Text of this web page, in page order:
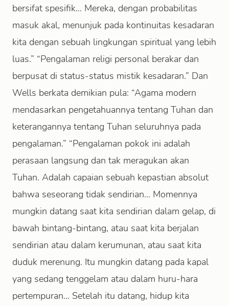
bersifat spesifik... Mereka, dengan probabilitas
masuk akal, menunjuk pada kontinuitas kesadaran
kita dengan sebuah lingkungan spiritual yang lebih
luas.” “Pengalaman religi personal berakar dan
berpusat di status-status mistik kesadaran.” Dan
Wells berkata demikian pula: “Agama modern
mendasarkan pengetahuannya tentang Tuhan dan
keterangannya tentang Tuhan seluruhnya pada
pengalaman.” “Pengalaman pokok ini adalah
perasaan langsung dan tak meragukan akan
Tuhan. Adalah capaian sebuah kepastian absolut
bahwa seseorang tidak sendirian... Momennya
mungkin datang saat kita sendirian dalam gelap, di
bawah bintang-bintang, atau saat kita berjalan
sendirian atau dalam kerumunan, atau saat kita
duduk merenung. Itu mungkin datang pada kapal
yang sedang tenggelam atau dalam huru-hara
pertempuran... Setelah itu datang, hidup kita